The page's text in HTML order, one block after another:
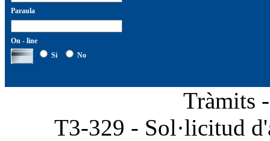
Paraula
On - line
Si
No
Tràmits
T3-329 - Sol·licitud